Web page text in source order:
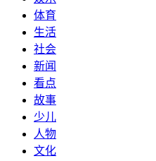
体育
生活
社会
新闻
看点
故事
少儿
人物
文化